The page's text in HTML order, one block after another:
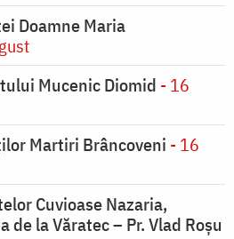
Doamne Maria
Mucenic Diomid - 16
Martiri Brâncoveni - 16
Cuvioase Nazaria,
de la Văratec – Pr. Vlad Roșu